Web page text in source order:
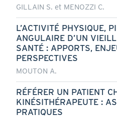
GILLAIN S. et MENOZZI C.
L’ACTIVITÉ PHYSIQUE,
ANGULAIRE D’UN
SANTÉ : APPORTS,
PERSPECTIVES
MOUTON A.
RÉFÉRER UN PATIENT
KINÉSITHÉRAPEUTE :
PRATIQUES